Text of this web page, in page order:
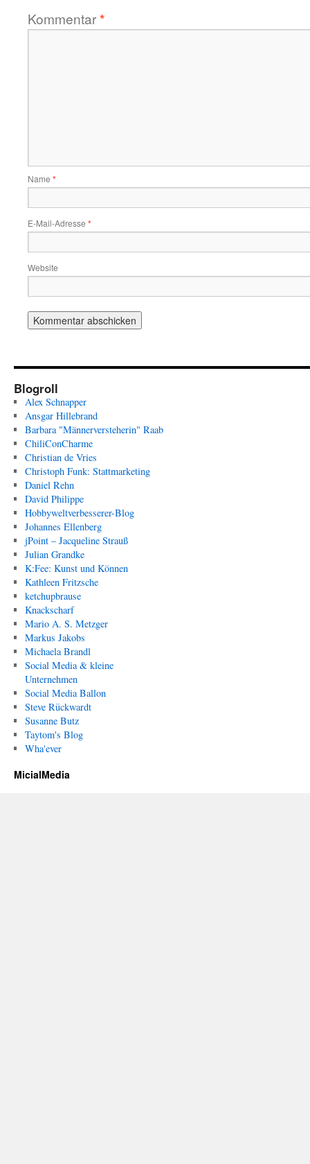
Kommentar*
Name *
E-Mail-Adresse *
Website
Blogroll
Alex Schnapper
Ansgar Hillebrand
Barbara "Männerversteherin" Raab
ChiliConCharme
Christian de Vries
Christoph Funk: Stattmarketing
Daniel Rehn
David Philippe
Hobbyweltverbesserer-Blog
Johannes Ellenberg
jPoint – Jacqueline Strauß
Julian Grandke
K:Fee: Kunst und Können
Kathleen Fritzsche
ketchupbrause
Knackscharf
Mario A. S. Metzger
Markus Jakobs
Michaela Brandl
Social Media & kleine
Unternehmen
Social Media Ballon
Steve Rückwardt
Susanne Butz
Taytom's Blog
Wha'ever
MicialMedia